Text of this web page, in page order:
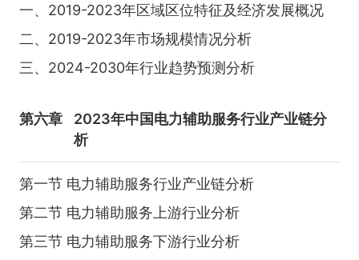
一、2019-2023年区域区位特征及经济发展概况
二、2019-2023年市场规模情况分析
三、2024-2030年行业趋势预测分析
第六章
2023年中国电力辅助服务行业产业链分
析
第一节 电力辅助服务行业产业链分析
第二节 电力辅助服务上游行业分析
第三节 电力辅助服务下游行业分析